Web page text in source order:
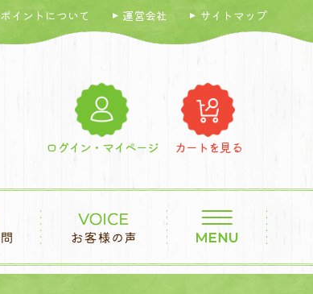
ポイントについて 運営会社 サイトマップ
ログイン・マイページ カートを見る